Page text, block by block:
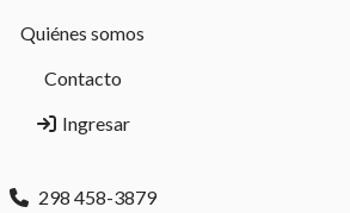
Quiénes somos
Contacto
Ingresar
298 458-3879